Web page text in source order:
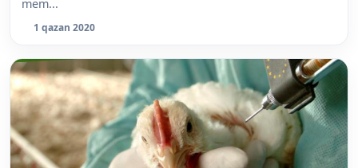
mem...
1 qazan 2020